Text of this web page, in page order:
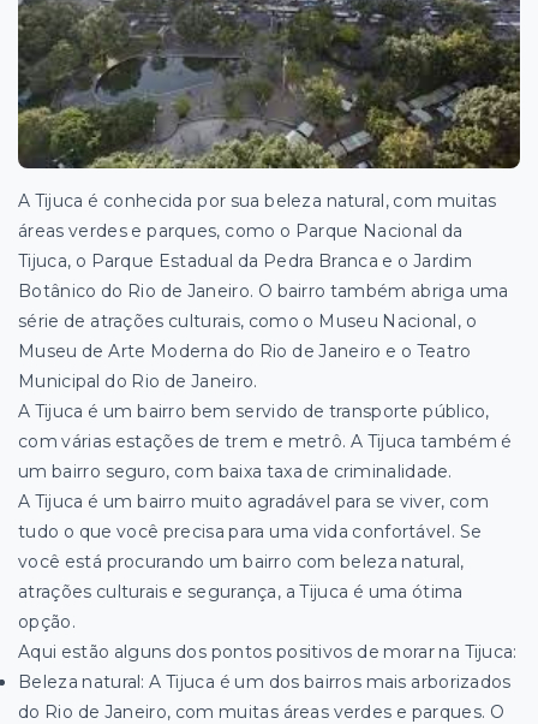
A Tijuca é conhecida por sua beleza natural, com muitas
áreas verdes e parques, como o Parque Nacional da
Tijuca, o Parque Estadual da Pedra Branca e o Jardim
Botânico do Rio de Janeiro. O bairro também abriga uma
série de atrações culturais, como o Museu Nacional, o
Museu de Arte Moderna do Rio de Janeiro e o Teatro
Municipal do Rio de Janeiro.
A Tijuca é um bairro bem servido de transporte público,
com várias estações de trem e metrô. A Tijuca também é
um bairro seguro, com baixa taxa de criminalidade.
A Tijuca é um bairro muito agradável para se viver, com
tudo o que você precisa para uma vida confortável. Se
você está procurando um bairro com beleza natural,
atrações culturais e segurança, a Tijuca é uma ótima
opção.
Aqui estão alguns dos pontos positivos de morar na Tijuca:
Beleza natural: A Tijuca é um dos bairros mais arborizados
do Rio de Janeiro, com muitas áreas verdes e parques. O